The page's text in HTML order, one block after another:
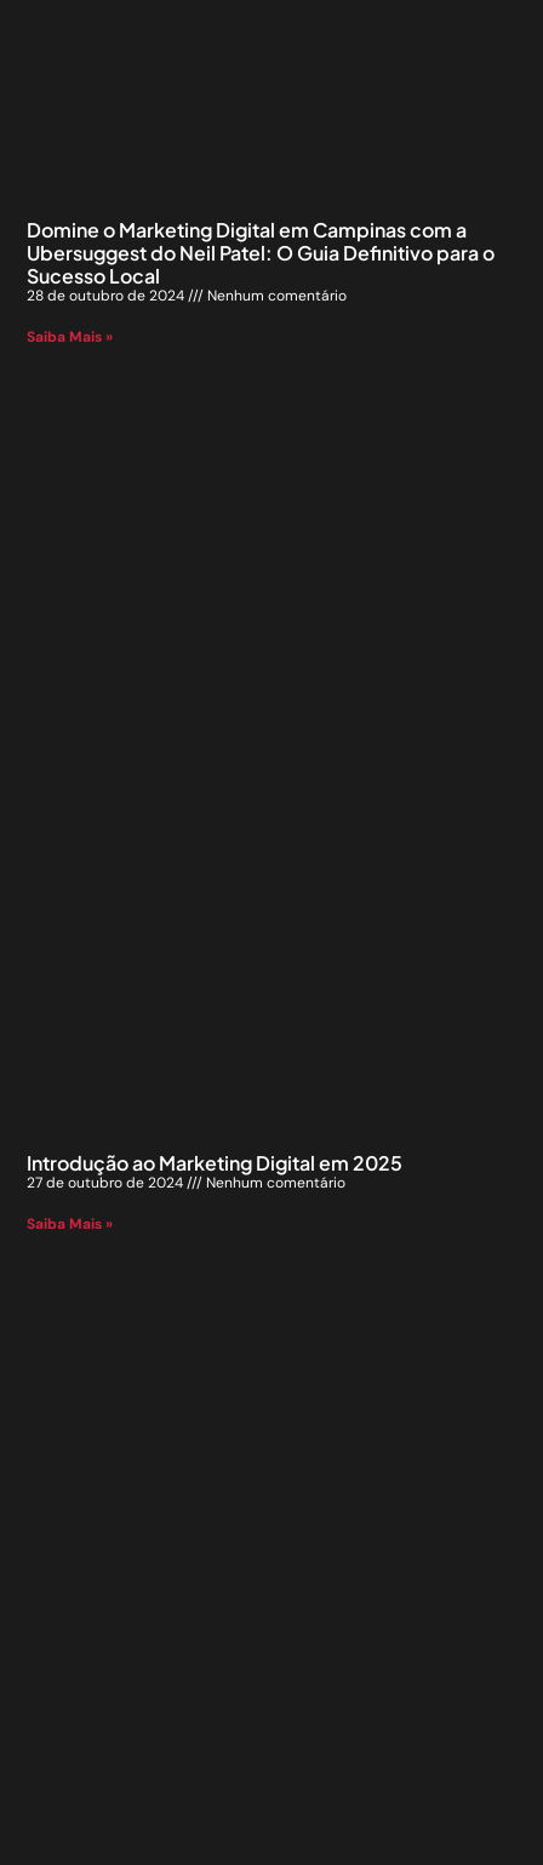
Domine o Marketing Digital em Campinas com a
Ubersuggest do Neil Patel: O Guia Definitivo para o
Sucesso Local
28 de outubro de 2024 Nenhum comentário
Saiba Mais »
Introdução ao Marketing Digital em 2025
27 de outubro de 2024 Nenhum comentário
Saiba Mais »